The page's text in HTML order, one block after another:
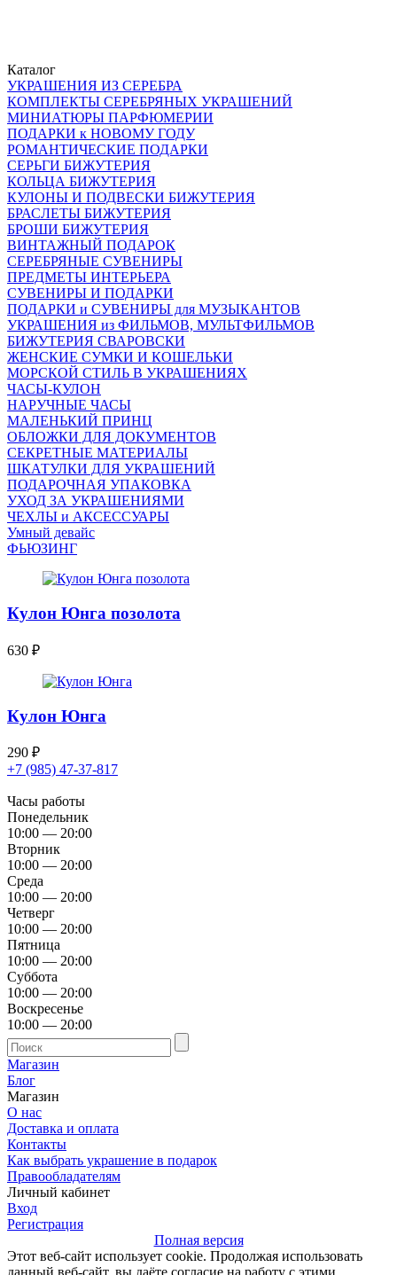
Каталог
УКРАШЕНИЯ ИЗ СЕРЕБРА
КОМПЛЕКТЫ СЕРЕБРЯНЫХ УКРАШЕНИЙ
МИНИАТЮРЫ ПАРФЮМЕРИИ
ПОДАРКИ к НОВОМУ ГОДУ
РОМАНТИЧЕСКИЕ ПОДАРКИ
СЕРЬГИ БИЖУТЕРИЯ
КОЛЬЦА БИЖУТЕРИЯ
КУЛОНЫ И ПОДВЕСКИ БИЖУТЕРИЯ
БРАСЛЕТЫ БИЖУТЕРИЯ
БРОШИ БИЖУТЕРИЯ
ВИНТАЖНЫЙ ПОДАРОК
СЕРЕБРЯНЫЕ СУВЕНИРЫ
ПРЕДМЕТЫ ИНТЕРЬЕРА
СУВЕНИРЫ И ПОДАРКИ
ПОДАРКИ и СУВЕНИРЫ для МУЗЫКАНТОВ
УКРАШЕНИЯ из ФИЛЬМОВ, МУЛЬТФИЛЬМОВ
БИЖУТЕРИЯ СВАРОВСКИ
ЖЕНСКИЕ СУМКИ И КОШЕЛЬКИ
МОРСКОЙ СТИЛЬ В УКРАШЕНИЯХ
ЧАСЫ-КУЛОН
НАРУЧНЫЕ ЧАСЫ
МАЛЕНЬКИЙ ПРИНЦ
ОБЛОЖКИ ДЛЯ ДОКУМЕНТОВ
СЕКРЕТНЫЕ МАТЕРИАЛЫ
ШКАТУЛКИ ДЛЯ УКРАШЕНИЙ
ПОДАРОЧНАЯ УПАКОВКА
УХОД ЗА УКРАШЕНИЯМИ
ЧEХЛЫ и АКСЕССУАРЫ
Умный девайс
ФЬЮЗИНГ
Кулон Юнга позолота
630 ₽
Кулон Юнга
290 ₽
+7 (985) 47-37-817
Часы работы
Понедельник
10:00 — 20:00
Вторник
10:00 — 20:00
Среда
10:00 — 20:00
Четверг
10:00 — 20:00
Пятница
10:00 — 20:00
Суббота
10:00 — 20:00
Воскресенье
10:00 — 20:00
Магазин
Блог
Магазин
О нас
Доставка и оплата
Контакты
Как выбрать украшение в подарок
Правообладателям
Личный кабинет
Вход
Регистрация
Полная версия
Этот веб-сайт использует cookie. Продолжая использовать